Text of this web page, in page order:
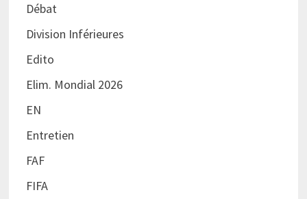
Débat
Division Inférieures
Edito
Elim. Mondial 2026
EN
Entretien
FAF
FIFA